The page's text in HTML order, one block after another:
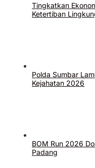
Tingkatkan
Ketertiban
Polda Sumbar
Kejahatan 2026
BOM Run 2026
Padang